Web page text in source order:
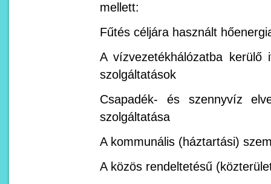
mellett:
Fűtés céljára használt
A vízvezetékhálózatba kerülő
szolgáltatások
Csapadék- és szennyvíz
szolgáltatása
A kommunális (háztartási)
A közös rendeltetésű